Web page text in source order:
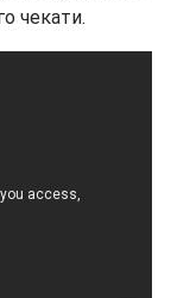
чекати.